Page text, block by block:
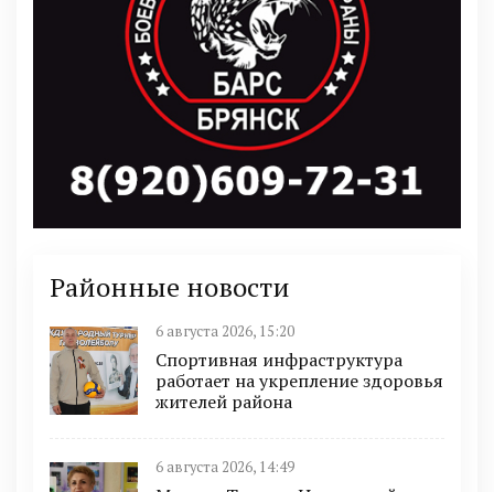
Районные новости
6 августа 2026, 15:20
Спортивная инфраструктура
работает на укрепление здоровья
жителей района
6 августа 2026, 14:49